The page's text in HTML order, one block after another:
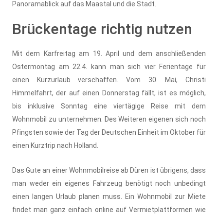
Panoramablick auf das Maastal und die Stadt.
Brückentage richtig nutzen
Mit dem Karfreitag am 19. April und dem anschließenden
Ostermontag am 22.4. kann man sich vier Ferientage für
einen Kurzurlaub verschaffen. Vom 30. Mai, Christi
Himmelfahrt, der auf einen Donnerstag fällt, ist es möglich,
bis inklusive Sonntag eine viertägige Reise mit dem
Wohnmobil zu unternehmen. Des Weiteren eigenen sich noch
Pfingsten sowie der Tag der Deutschen Einheit im Oktober für
einen Kurztrip nach Holland.
Das Gute an einer Wohnmobilreise ab Düren ist übrigens, dass
man weder ein eigenes Fahrzeug benötigt noch unbedingt
einen langen Urlaub planen muss. Ein Wohnmobil zur Miete
findet man ganz einfach online auf Vermietplattformen wie